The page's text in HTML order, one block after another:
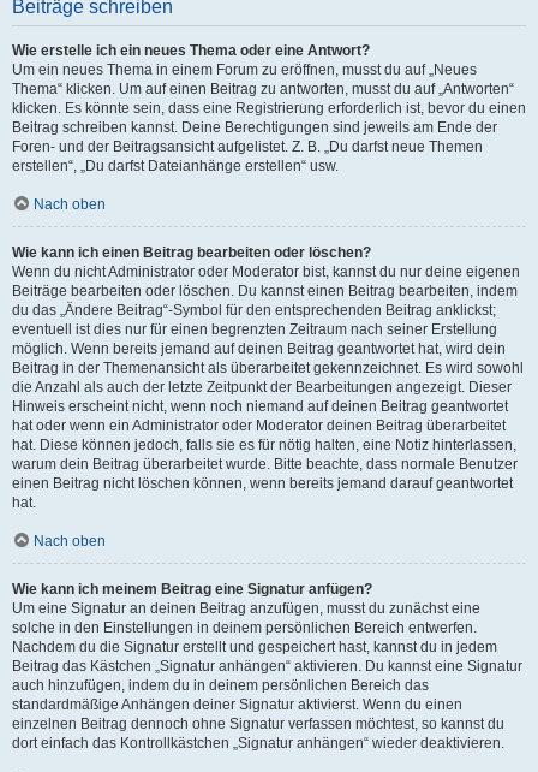
Beiträge schreiben
Wie erstelle ich ein neues Thema oder eine Antwort?
Um ein neues Thema in einem Forum zu eröffnen, musst du auf „Neues
Thema“ klicken. Um auf einen Beitrag zu antworten, musst du auf „Antworten“
klicken. Es könnte sein, dass eine Registrierung erforderlich ist, bevor du einen
Beitrag schreiben kannst. Deine Berechtigungen sind jeweils am Ende der
Foren- und der Beitragsansicht aufgelistet. Z. B. „Du darfst neue Themen
erstellen“, „Du darfst Dateianhänge erstellen“ usw.
Nach oben
Wie kann ich einen Beitrag bearbeiten oder löschen?
Wenn du nicht Administrator oder Moderator bist, kannst du nur deine eigenen
Beiträge bearbeiten oder löschen. Du kannst einen Beitrag bearbeiten, indem
du das „Ändere Beitrag“-Symbol für den entsprechenden Beitrag anklickst;
eventuell ist dies nur für einen begrenzten Zeitraum nach seiner Erstellung
möglich. Wenn bereits jemand auf deinen Beitrag geantwortet hat, wird dein
Beitrag in der Themenansicht als überarbeitet gekennzeichnet. Es wird sowohl
die Anzahl als auch der letzte Zeitpunkt der Bearbeitungen angezeigt. Dieser
Hinweis erscheint nicht, wenn noch niemand auf deinen Beitrag geantwortet
hat oder wenn ein Administrator oder Moderator deinen Beitrag überarbeitet
hat. Diese können jedoch, falls sie es für nötig halten, eine Notiz hinterlassen,
warum dein Beitrag überarbeitet wurde. Bitte beachte, dass normale Benutzer
einen Beitrag nicht löschen können, wenn bereits jemand darauf geantwortet
hat.
Nach oben
Wie kann ich meinem Beitrag eine Signatur anfügen?
Um eine Signatur an deinen Beitrag anzufügen, musst du zunächst eine
solche in den Einstellungen in deinem persönlichen Bereich entwerfen.
Nachdem du die Signatur erstellt und gespeichert hast, kannst du in jedem
Beitrag das Kästchen „Signatur anhängen“ aktivieren. Du kannst eine Signatur
auch hinzufügen, indem du in deinem persönlichen Bereich das
standardmäßige Anhängen deiner Signatur aktivierst. Wenn du einen
einzelnen Beitrag dennoch ohne Signatur verfassen möchtest, so kannst du
dort einfach das Kontrollkästchen „Signatur anhängen“ wieder deaktivieren.